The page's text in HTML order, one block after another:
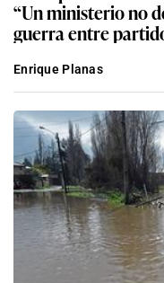
“Un ministerio no
guerra entre
Enrique Planas